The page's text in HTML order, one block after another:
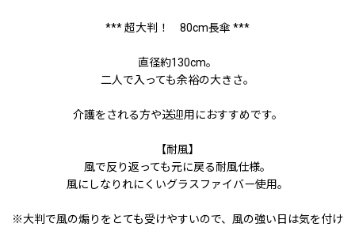
*** 超大判！ 80cm長傘 ***
直径約130cm。
二人で入っても余裕の大きさ。
介護をされる方や送迎用におすすめです。
【耐風】
風で反り返っても元に戻る耐風仕様。
風にしなりれにくいグラスファイバー使用。
※大判で風の煽りをとても受けやすいので、風の強い日は気を付け